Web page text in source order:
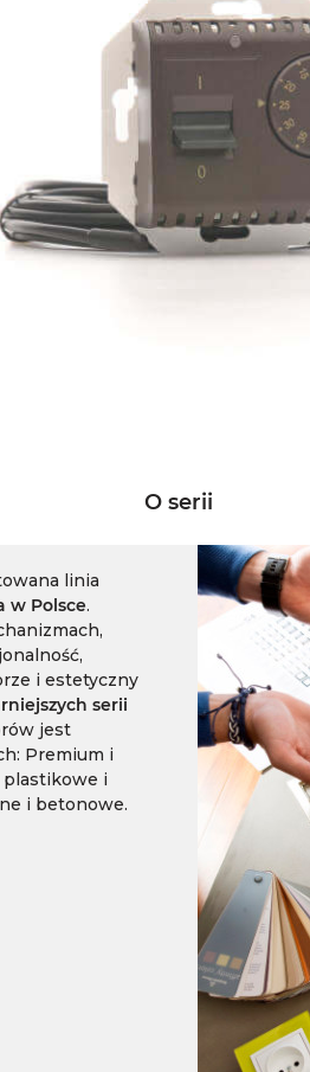
O serii
linia
w Polsce.
i estetyczny
serii
jest
Premium i
plastikowe i
i betonowe.